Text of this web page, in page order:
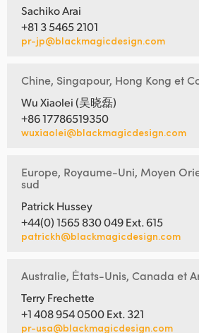
Sachiko Arai
+81 3 5465 2101
pr-jp@blackmagicdesign.com
Chine, Singapour, Hong Kong et
Wu Xiaolei (吴晓磊)
+86 17786519350
wuxiaolei@blackmagicdesign.com
Europe, Royaume-Uni, Moyen
sud
Patrick Hussey
+44(0) 1565 830 049 Ext. 615
patrickh@blackmagicdesign.com
Australie, Ėtats-Unis, Canada et
Terry Frechette
+1 408 954 0500 Ext. 321
pr-usa@blackmagicdesign.com